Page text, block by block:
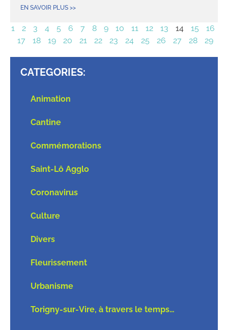
EN SAVOIR PLUS >>
1 2 3 4 5 6 7 8 9 10 11 12 13 14 15
16
17
18 19 20 21 22 23 24 25 26 27 28 29
CATEGORIES:
Animation
Cantine
Commémorations
Saint-Lô Agglo
Coronavirus
Culture
Divers
Fleurissement
Urbanisme
Torigny-sur-Vire, à travers le temps…